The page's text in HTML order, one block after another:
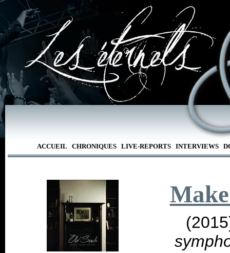
ACCUEIL CHRONIQUES LIVE-REPORTS INTERVIEWS